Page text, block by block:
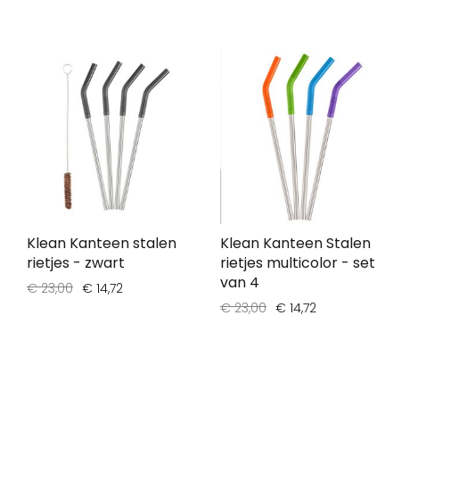
Klean Kanteen stalen
rietjes - zwart
€ 14,72
€ 23,00
Klean Kanteen Stalen
rietjes multicolor - set
van 4
€ 14,72
€ 23,00